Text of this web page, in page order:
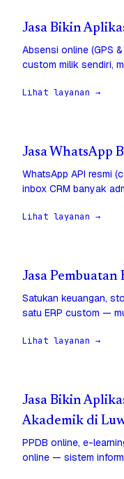
Jasa Bikin
Absensi online (GPS
custom milik sendiri,
Lihat layanan →
Jasa WhatsApp
WhatsApp API resmi
inbox CRM banyak
Lihat layanan →
Jasa Pembuatan
Satukan keuangan,
satu ERP custom —
Lihat layanan →
Jasa Bikin
Akademik di
PPDB online, e-
online — sistem